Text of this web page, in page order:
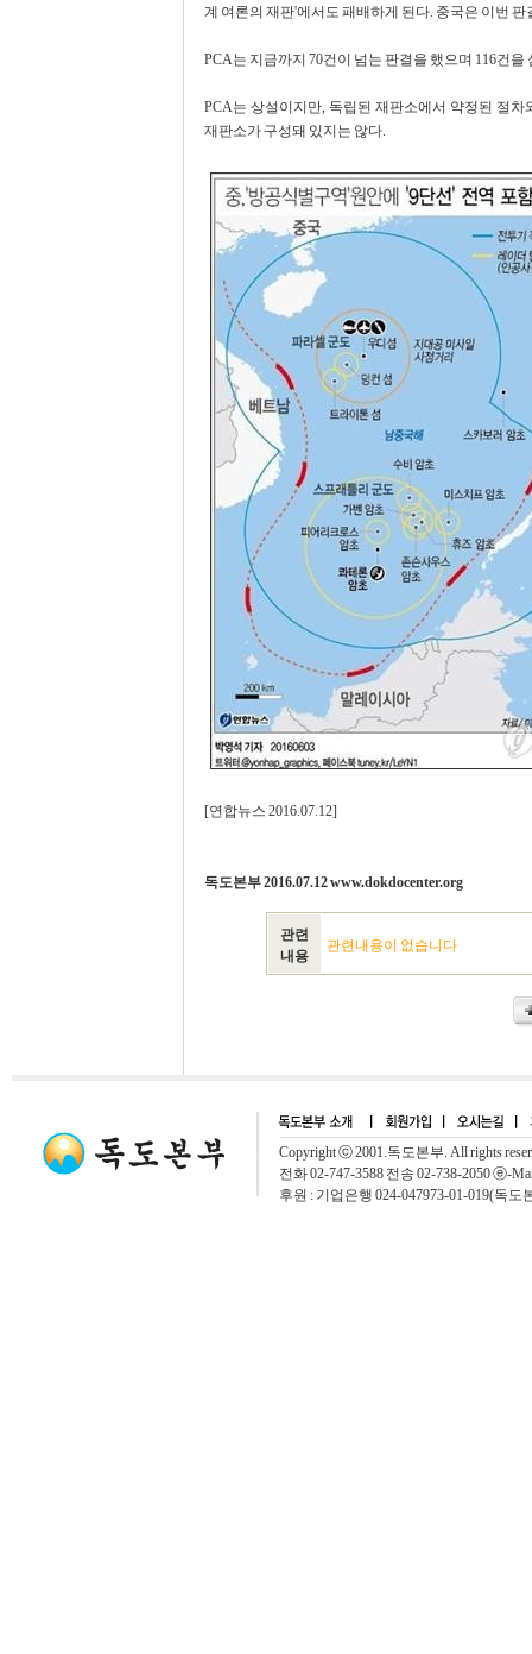
계 여론의 재판'에서도 패배하게 된다. 중국은 이번
PCA는 지금까지 70건이 넘는 판결을 했으며 116건을
PCA는 상설이지만, 독립된 재판소에서 약정된 절
재판소가 구성돼 있지는 않다.
[연합뉴스 2016.07.12]
독도본부 2016.07.12 www.dokdocenter.org
관련
내용
관련내용이 없습니다
Copyright ⓒ 2001.독도본부. All rights
전화 02-747-3588 전송 02-738-2050 ⓔ-
후원 : 기업은행 024-047973-01-019(독도